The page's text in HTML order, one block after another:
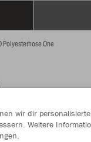
Polyesterhose One
wir dir personalisierte
Weitere